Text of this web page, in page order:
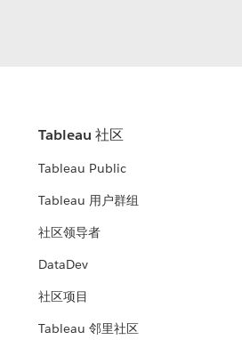
Tableau 社区
Tableau Public
Tableau 用户群组
社区领导者
DataDev
社区项目
Tableau 邻里社区